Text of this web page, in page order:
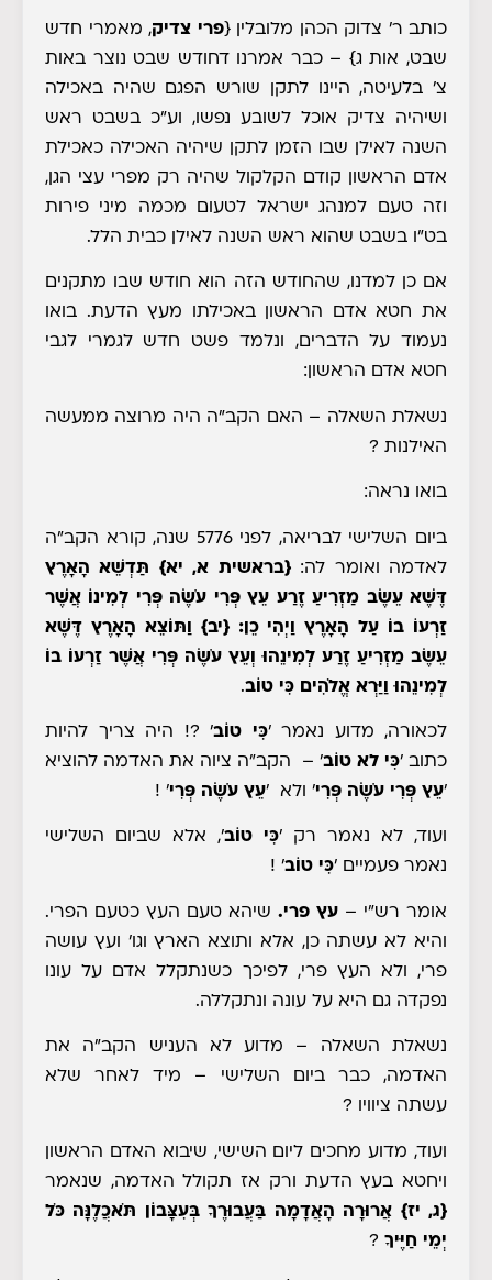
כותב ר' צדוק הכהן מלובלין{פרי צדיק, מאמרי חדש
שבט, אות ג} – כבר אמרנו דחודש שבט נוצר באות
צ' בלעיטה, היינו לתקן שורש הפגם שהיה באכילה
ושיהיה צדיק אוכל לשובע נפשו, וע"כ בשבט ראש
השנה לאילן שבו הזמן לתקן שיהיה האכילה כאכילת
אדם הראשון קודם הקלקול שהיה רק מפרי עצי הגן,
וזה טעם למנהג ישראל לטעום מכמה מיני פירות
בט"ו בשבט שהוא ראש השנה לאילן כבית הלל.
אם כן למדנו, שהחודש הזה הוא חודש שבו מתקנים
את חטא אדם הראשון באכילתו מעץ הדעת. בואו
נעמוד על הדברים, ונלמד פשט חדש לגמרי לגבי
חטא אדם הראשון:
נשאלת השאלה – האם הקב"ה היה מרוצה ממעשה
האילנות ?
בואו נראה:
ביום השלישי לבריאה, לפני 5776 שנה, קורא הקב"ה
לאדמה ואומר לה:{בראשית א, יא} תַּדְשֵׁא הָאָרֶץ
דֶּשֶׁא עֵשֶׂב מַזְרִיעַ זֶרַע עֵץ פְּרִי עֹשֶׂה פְּרִי לְמִינוֹ אֲשֶׁר
זַרְעוֹ בוֹ עַל הָאָרֶץ וַיְהִי כֵן:{יב}
וַתּוֹצֵא הָאָרֶץ דֶּשֶׁא
עֵשֶׂב מַזְרִיעַ זֶרַע לְמִינֵהוּ
וְעֵץ עֹשֶׂה פְּרִי אֲשֶׁר זַרְעוֹ בוֹ
לְמִינֵהוּ וַיַּרְא אֱלֹהִים כִּי טוֹב.
לכאורה, מדוע נאמר 'כִּי טוֹב' ?! היה צריך להיות
כתוב 'כִּי לא טוֹב' – הקב"ה ציוה את האדמה להוציא
'עֵץ פְּרִי עֹשֶׂה פְּרִי' ולא 'עֵץ עֹשֶׂה פְּרִי' !
ועוד, לא נאמר רק 'כִּי טוֹב', אלא שביום השלישי
נאמר פעמיים 'כִּי טוֹב' !
אומר רש"י – עץ פרי. שיהא טעם העץ כטעם הפרי.
והיא לא עשתה כן, אלא ותוצא הארץ וגו' ועץ עושה
פרי, ולא העץ פרי, לפיכך כשנתקלל אדם על עונו
נפקדה גם היא על עונה ונתקללה.
נשאלת השאלה – מדוע לא העניש הקב"ה את
האדמה, כבר ביום השלישי – מיד לאחר שלא
עשתה ציוויו ?
ועוד, מדוע מחכים ליום השישי, שיבוא האדם הראשון
ויחטא בעץ הדעת ורק אז תקולל האדמה, שנאמר
{ג, יז} אֲרוּרָה הָאֲדָמָה בַּעֲבוּרֶךָ בְּעִצָּבוֹן תֹּאכֲלֶנָּה כֹּל
יְמֵי חַיֶּיךָ ?